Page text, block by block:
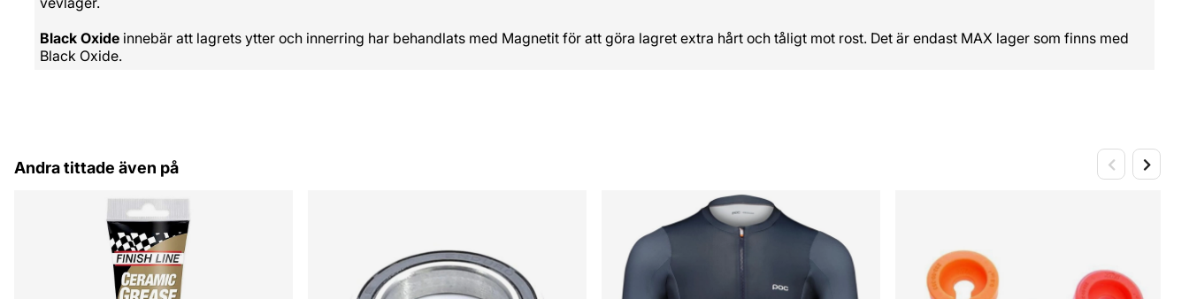
Black Oxide innebär att lagrets ytter och innerring har behandlats med Magnetit för att göra lagret extra hårt och tåligt mot rost. Det är endast MAX lager som finns med
Black Oxide.
Andra tittade även på